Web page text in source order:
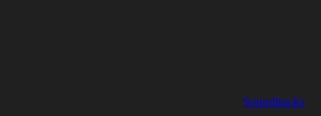
Soundtracks